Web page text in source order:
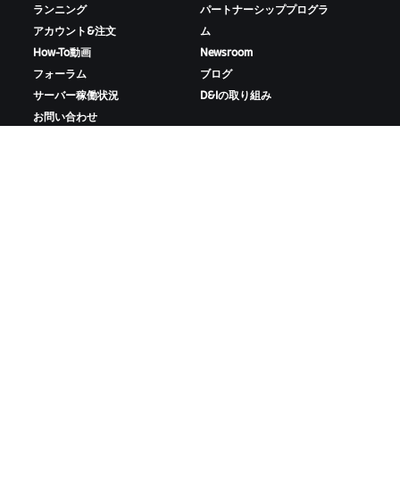
ランニング
アカウント&注文
How-To動画
フォーラム
サーバー稼働状況
お問い合わせ
パートナーシッププログラ
ム
Newsroom
ブログ
D&Iの取り組み